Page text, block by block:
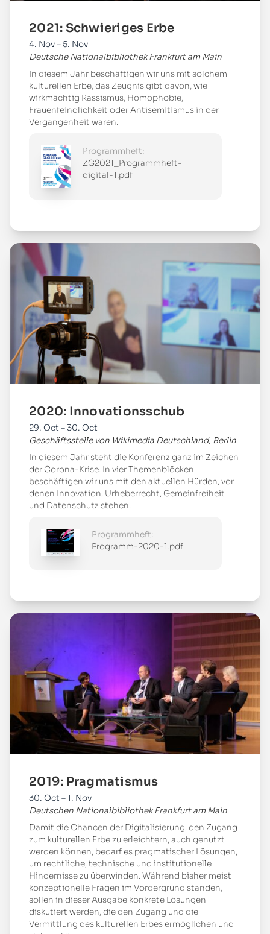
2021: Schwieriges Erbe
4. Nov – 5. Nov
Deutsche Nationalbibliothek Frankfurt am Main
In diesem Jahr beschäftigen wir uns mit solchem
kulturellen Erbe, das Zeugnis gibt davon, wie
wirkmächtig Rassismus, Homophobie,
Frauenfeindlichkeit oder Antisemitismus in der
Vergangenheit waren.
Programmheft:
ZG2021_Programmheft-
digital-1.pdf
2020: Innovationsschub
29. Oct – 30. Oct
Geschäftsstelle von Wikimedia Deutschland, Berlin
In diesem Jahr steht die Konferenz ganz im Zeichen
der Corona-Krise. In vier Themenblöcken
beschäftigen wir uns mit den aktuellen Hürden, vor
denen Innovation, Urheberrecht, Gemeinfreiheit
und Datenschutz stehen.
Programmheft:
Programm-2020-1.pdf
Mehr
2019: Pragmatismus
30. Oct – 1. Nov
Deutschen Nationalbibliothek Frankfurt am Main
Damit die Chancen der Digitalisierung, den Zugang
zum kulturellen Erbe zu erleichtern, auch genutzt
werden können, bedarf es pragmatischer Lösungen,
um rechtliche, technische und institutionelle
Hindernisse zu überwinden. Während bisher meist
konzeptionelle Fragen im Vordergrund standen,
sollen in dieser Ausgabe konkrete Lösungen
diskutiert werden, die den Zugang und die
Vermittlung des kulturellen Erbes ermöglichen und
Mehr